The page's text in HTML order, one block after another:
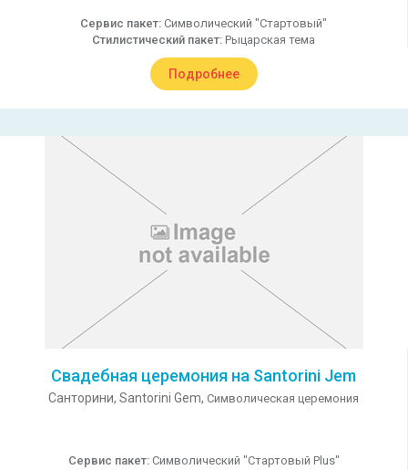
Сервис пакет: Символический "Стартовый"
Стилистический пакет: Рыцарская тема
Подробнее
Свадебная церемония на Santorini Jem
Санторини, Santorini Gem, Символическая церемония
Сервис пакет: Символический "Стартовый Plus"